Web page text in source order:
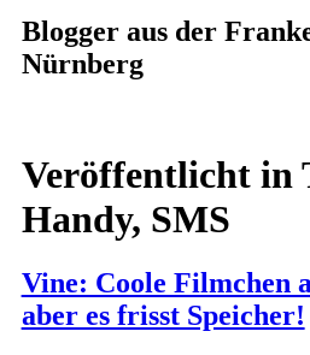
Blogger aus der
Nürnberg
Veröffentlicht in
Handy, SMS
Vine: Coole Filmchen
aber es frisst Speicher!